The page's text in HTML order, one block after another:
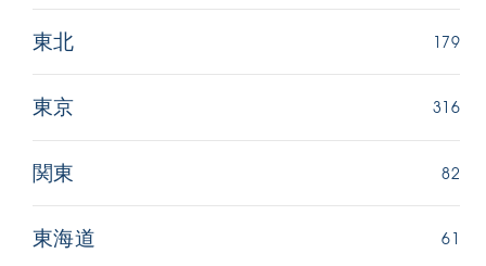
東北 179
東京 316
関東 82
東海道 61